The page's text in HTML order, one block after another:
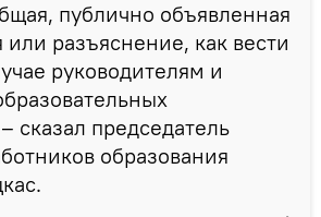
публично объявленная
разъяснение, как вести
руководителям и
сказал председатель
образования